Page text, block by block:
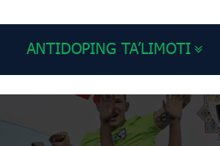
ANTIDOPING TA’LIMOTI